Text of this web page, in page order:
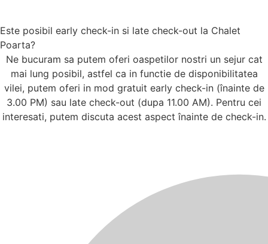
Este posibil early check-in si late check-out la Chalet
Poarta?
Ne bucuram sa putem oferi oaspetilor nostri un sejur cat
mai lung posibil, astfel ca in functie de disponibilitatea
vilei, putem oferi in mod gratuit early check-in (înainte de
3.00 PM) sau late check-out (dupa 11.00 AM). Pentru cei
interesati, putem discuta acest aspect înainte de check-in.